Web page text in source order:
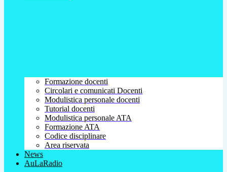
Formazione docenti
Circolari e comunicati Docenti
Modulistica personale docenti
Tutorial docenti
Modulistica personale ATA
Formazione ATA
Codice disciplinare
Area riservata
News
AuLaRadio